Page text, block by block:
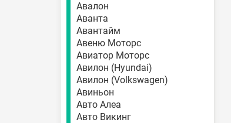
Авалон
Аванта
Авантайм
Авеню Моторс
Авиатор Моторс
Авилон (Hyundai)
Авилон (Volkswagen)
Авиньон
Авто Алеа
Авто Викинг